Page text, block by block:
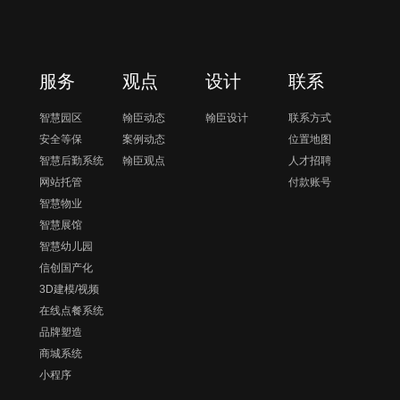
服务
智慧园区
安全等保
智慧后勤系统
网站托管
智慧物业
智慧展馆
智慧幼儿园
信创国产化
3D建模/视频
在线点餐系统
品牌塑造
商城系统
小程序
观点
翰臣动态
案例动态
翰臣观点
设计
翰臣设计
联系
联系方式
位置地图
人才招聘
付款账号